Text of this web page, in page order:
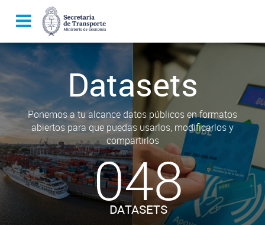
Datasets
Ponemos a tu alcance datos públicos en formatos
abiertos para que puedas usarlos, modificarlos y
compartirlos
048
DATASETS